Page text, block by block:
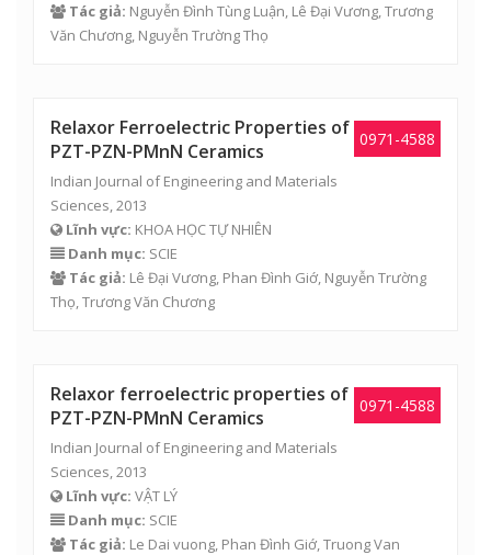
Tác giả: Nguyễn Đình Tùng Luận, Lê Đại Vương,Trương
Văn Chương, Nguyễn Trường Thọ
0971-4588
Relaxor Ferroelectric Properties of
PZT-PZN-PMnN Ceramics
Indian Journal of Engineering and Materials
Sciences, 2013
Lĩnh vực: KHOA HỌC TỰ NHIÊN
Danh mục: SCIE
Tác giả: Lê Đại Vương, Phan Đình Giớ, Nguyễn Trường
Thọ,Trương Văn Chương
0971-4588
Relaxor ferroelectric properties of
PZT-PZN-PMnN Ceramics
Indian Journal of Engineering and Materials
Sciences, 2013
Lĩnh vực: VẬT LÝ
Danh mục: SCIE
Tác giả: Le Dai vuong, Phan Đình Giớ, Truong Van